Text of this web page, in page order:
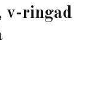
v-ringad